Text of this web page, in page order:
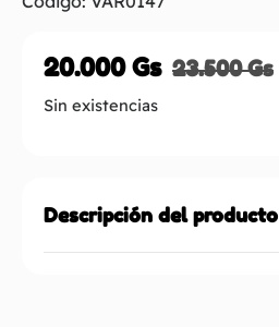
23.500Gs
20.000Gs
Sin existencias
Descripción del producto